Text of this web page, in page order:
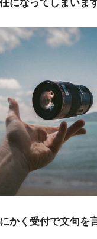
かく受付で文句を